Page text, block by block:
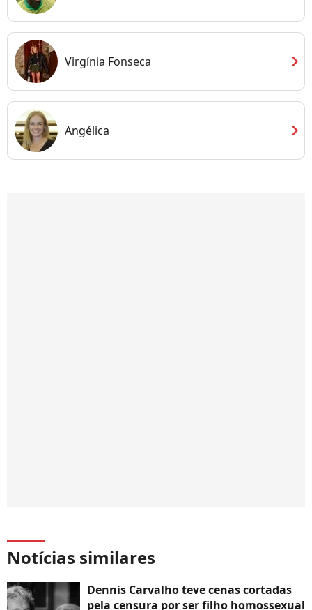
Virgínia Fonseca chevron_right
Angélica chevron_right
Notícias similares
Dennis Carvalho teve cenas cortadas
pela censura por ser filho homossexual